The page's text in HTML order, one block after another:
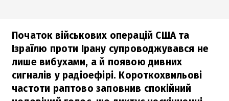
Початок військових операцій США та
Ізраїлю проти Ірану супроводжувався не
лише вибухами, а й появою дивних
сигналів у радіоефірі. Короткохвильові
частоти раптово заповнив спокійний